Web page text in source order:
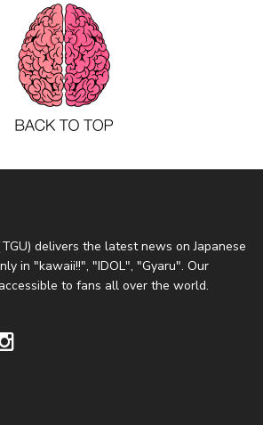
delivers the latest news on Japanese
in "kawaii!!", "IDOL", "Gyaru". Our
to fans all over the world.